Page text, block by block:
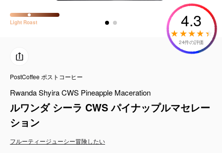
CFFBNS
ギフトセット
リキッド
特集
卸販売
Light Roast 4.3
24件の評価
PostCoffee ポストコーヒー
Rwanda Shyira CWS Pineapple Maceration
ルワンダ シーラ CWS パイナップルマセレー
ション
フルーティージューシー冒険したい